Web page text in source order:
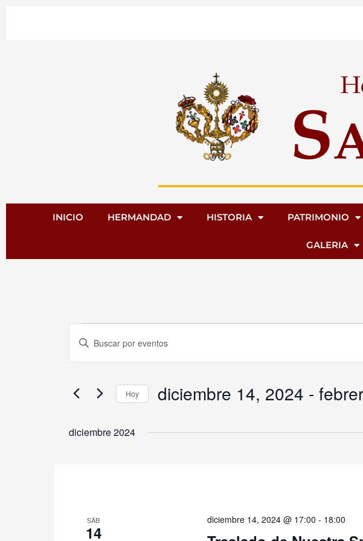
INICIO HERMANDAD HISTORIA PATRIMONIO
GALERIA
de
búsqueda
vistas
Introduce
Busca
la
Hoy diciembre 14, 2024 -
diciembre 2024
SÁB
14
diciembre 14, 2024 @ 17:00 - 18:00